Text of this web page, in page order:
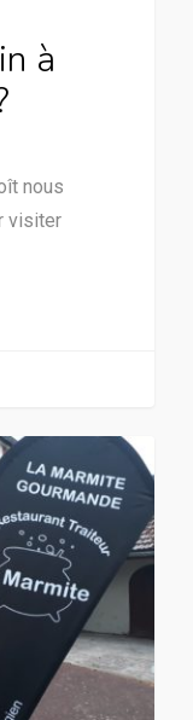
à
nous
visiter